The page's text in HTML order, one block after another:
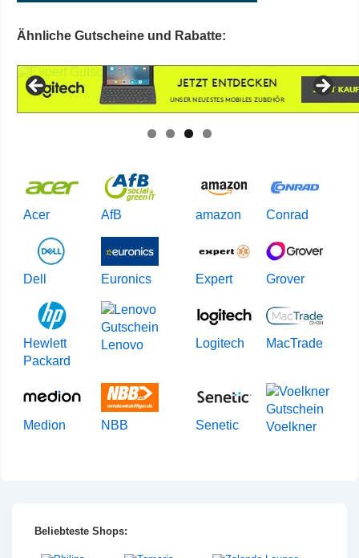
Ähnliche Gutscheine und Rabatte:
Acer AfB amazon Conrad
Dell Euronics Expert Grover
Hewlett
Packard
Lenovo Logitech MacTrade
Medion NBB Senetic Voelkner
Beliebteste Shops: